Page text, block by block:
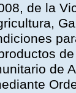
de la
de